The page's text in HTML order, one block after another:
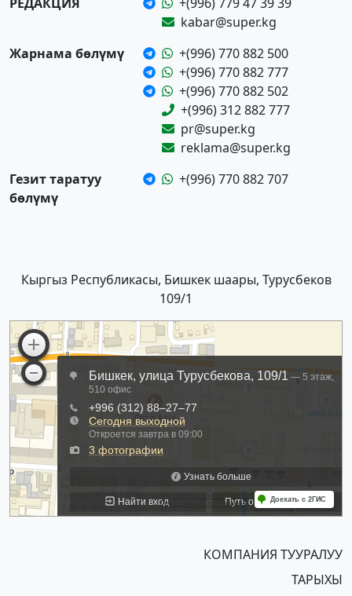
kabar@super.kg
Жарнама бөлүмү
+(996) 770 882 500
+(996) 770 882 777
+(996) 770 882 502
+(996) 312 882 777
pr@super.kg
reklama@super.kg
Гезит таратуу
бөлүмү
+(996) 770 882 707
Кыргыз Республикасы, Бишкек шаары, Турусбеков
109/1
КОМПАНИЯ ТУУРАЛУУ
ТАРЫХЫ